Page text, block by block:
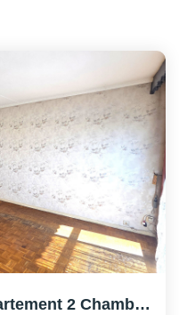
HOUILLES 15'RER** Appartement 2 Chambres